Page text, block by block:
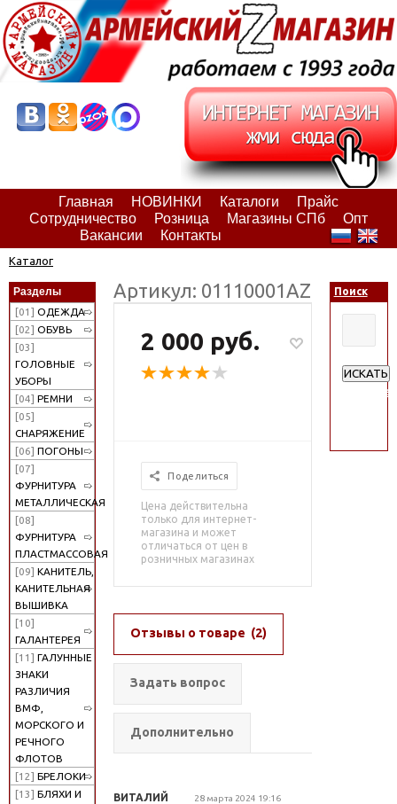
Главная НОВИНКИ Каталоги
Прайс
Сотрудничество
Розница Магазины СПб
Опт
Вакансии
Контакты
Каталог
Разделы
[01] ОДЕЖДА
[02] ОБУВЬ
[03]
ГОЛОВНЫЕ
УБОРЫ
[04] РЕМНИ
[05]
СНАРЯЖЕНИЕ
[06] ПОГОНЫ
[07]
ФУРНИТУРА
МЕТАЛЛИЧЕСКАЯ
[08]
ФУРНИТУРА
ПЛАСТМАССОВАЯ
[09] КАНИТЕЛЬ,
КАНИТЕЛЬНАЯ
ВЫШИВКА
[10]
ГАЛАНТЕРЕЯ
[11] ГАЛУННЫЕ
ЗНАКИ
РАЗЛИЧИЯ
ВМФ,
МОРСКОГО И
РЕЧНОГО
ФЛОТОВ
[12] БРЕЛОКИ
[13] БЛЯХИ И
Артикул: 01110001АZ
2 000 руб.
Поделиться
Цена действительна
только для интернет-
магазина и может
отличаться от цен в
розничных магазинах
Отзывы о товаре (2)
Задать вопрос
Дополнительно
ВИТАЛИЙ 28 марта 2024 19:16
Поиск
ИСКАТЬ